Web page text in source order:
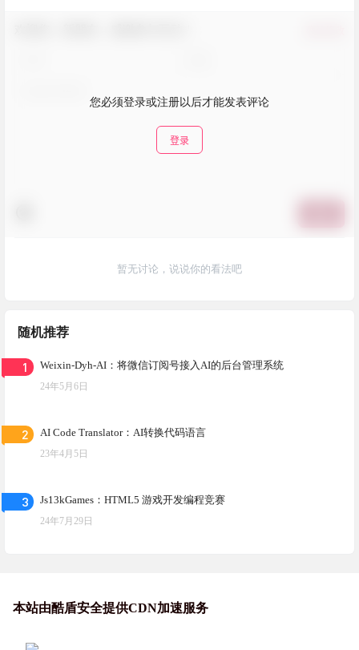
您必须登录或注册以后才能发表评论
登录
暂无讨论，说说你的看法吧
随机推荐
1 Weixin-Dyh-AI：将微信订阅号接入AI的后台管理系统
24年5月6日
2 AI Code Translator：AI转换代码语言
23年4月5日
3 Js13kGames：HTML5 游戏开发编程竞赛
24年7月29日
本站由酷盾安全提供CDN加速服务